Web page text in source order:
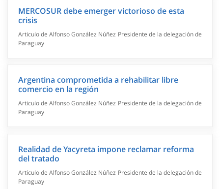
MERCOSUR debe emerger victorioso de esta
crisis
Articulo de Alfonso González Núñez Presidente de la delegación de
Paraguay
Argentina comprometida a rehabilitar libre
comercio en la región
Articulo de Alfonso González Núñez Presidente de la delegación de
Paraguay
Realidad de Yacyreta impone reclamar reforma
del tratado
Articulo de Alfonso González Núñez Presidente de la delegación de
Paraguay